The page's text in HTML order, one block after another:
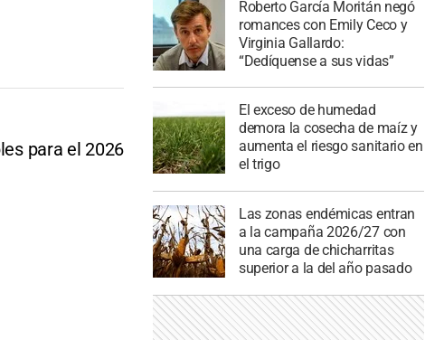
para el 2026
Roberto García Moritán negó
romances con Emily Ceco y
Virginia Gallardo:
“Dedíquense a sus vidas”
El exceso de humedad
demora la cosecha de maíz y
aumenta el riesgo sanitario en
el trigo
Las zonas endémicas entran
a la campaña 2026/27 con
una carga de chicharritas
superior a la del año pasado